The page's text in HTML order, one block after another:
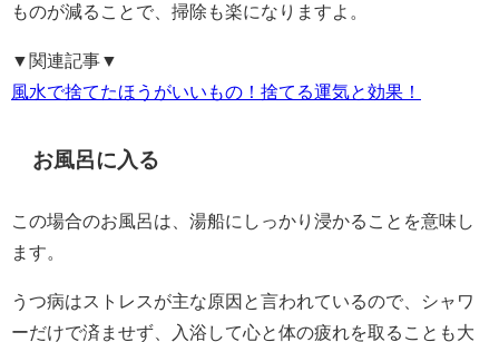
ものが減ることで、掃除も楽になりますよ。
▼関連記事▼
風水で捨てたほうがいいもの！捨てる運気と効果！
お風呂に入る
この場合のお風呂は、湯船にしっかり浸かることを意味し
ます。
うつ病はストレスが主な原因と言われているので、シャワ
ーだけで済ませず、入浴して心と体の疲れを取ることも大